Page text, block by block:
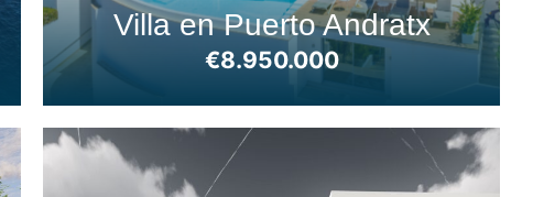
Villa en Puerto Andratx
€8.950.000